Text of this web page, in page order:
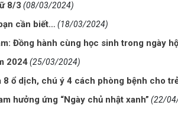
8/3 (08/03/2024)
cần biết… (18/03/2024)
Đồng hành cùng học sinh trong ngày
2024(25/03/2024)
8 ổ dịch, chú ý 4 cách phòng bệnh cho
hưởng ứng “Ngày chủ nhật xanh” (22/